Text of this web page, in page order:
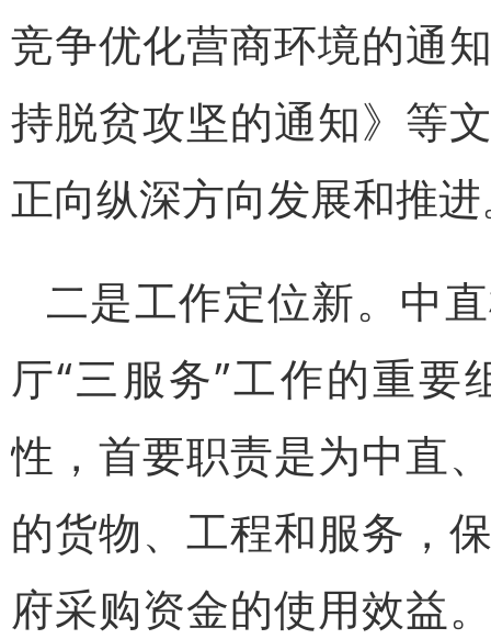
竞争优化营商环境的通
持脱贫攻坚的通知》等
正向纵深方向发展和推
二是工作定位新。中
厅“三服务”工作的重
性，首要职责是为中直
的货物、工程和服务，
府采购资金的使用效益